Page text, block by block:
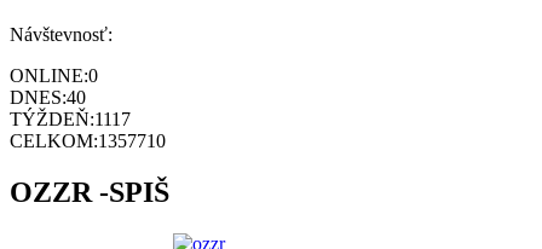
Návštevnosť:
ONLINE:0
DNES:40
TÝŽDEŇ:1117
CELKOM:1357710
OZZR -SPIŠ